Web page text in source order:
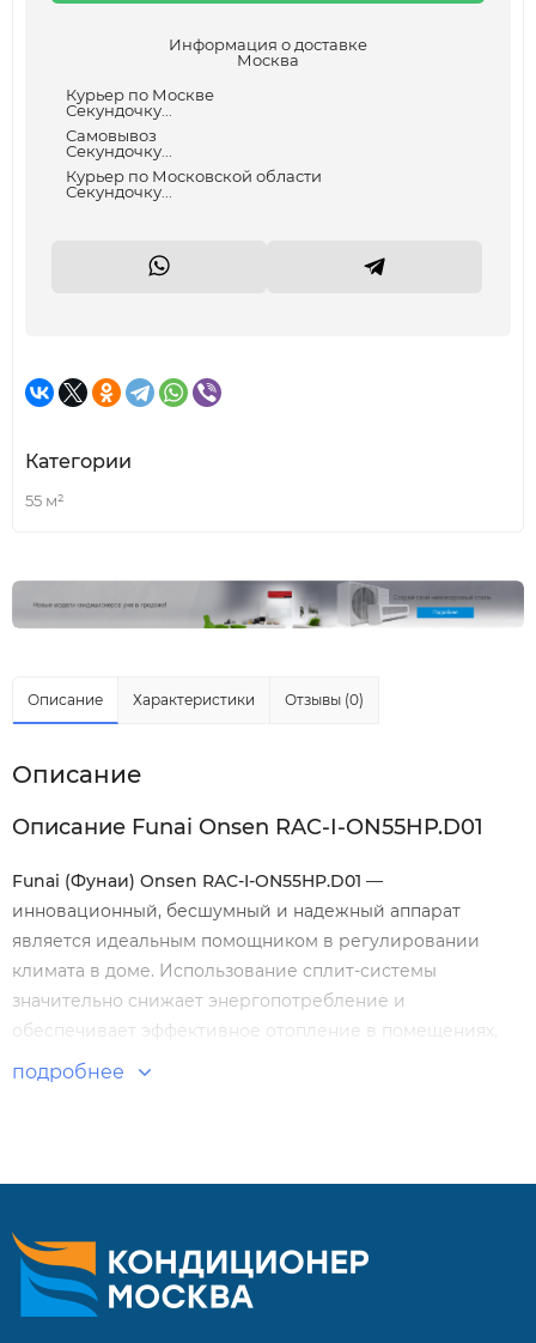
Информация о доставке
Москва
Курьер по Москве
Секундочку...
Самовывоз
Секундочку...
Курьер по Московской области
Секундочку...
Категории
55 м²
Описание Характеристики Отзывы (0)
Описание
Описание Funai Onsen RAC-I-ON55HP.D01
Funai (Фунаи) Onsen RAC-I-ON55HP.D01 —
инновационный, бесшумный и надежный аппарат
является идеальным помощником в регулировании
климата в доме. Использование сплит-системы
значительно снижает энергопотребление и
обеспечивает эффективное отопление в помещениях,
где другие методы, такие как централизованное или
Уникальный 2-ступенчатый компрессор SMART 2-Stage
Технология впрыска хладагента EVI TEC
Сохранение 100% теплопроизводительности до -20 °C
подробнее